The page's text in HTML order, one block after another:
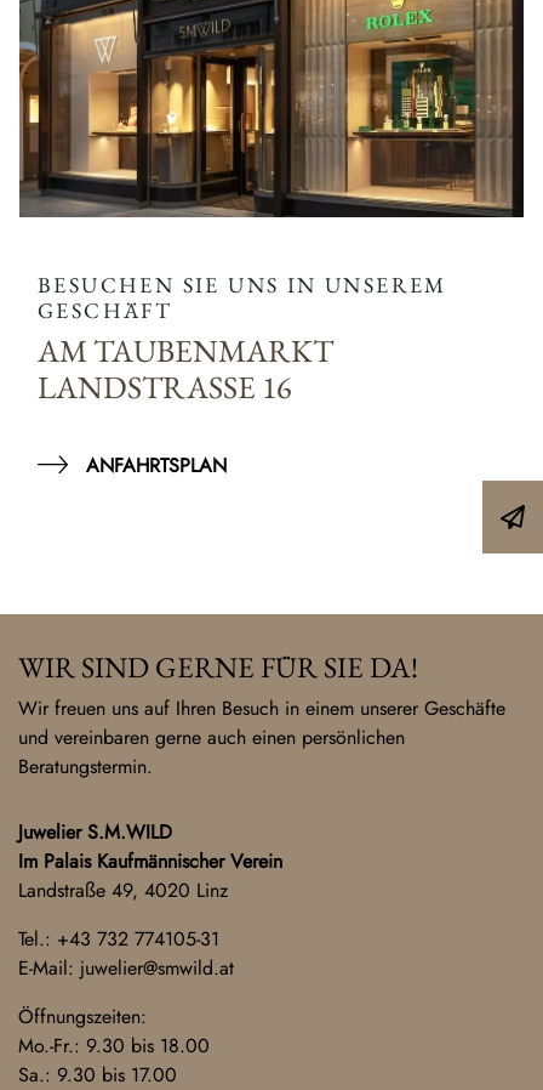
BESUCHEN SIE UNS IN UNSEREM
GESCHÄFT
AM TAUBENMARKT
LANDSTRASSE 16
ANFAHRTSPLAN
WIR SIND GERNE FÜR SIE DA!
Wir freuen uns auf Ihren Besuch in einem unserer Geschäfte
und vereinbaren gerne auch einen persönlichen
Beratungstermin.
Juwelier S.M.WILD
Im Palais Kaufmännischer Verein
Landstraße 49, 4020 Linz
Tel.: +43 732 774105-31
E-Mail: juwelier@smwild.at
Öffnungszeiten:
Mo.-Fr.: 9.30 bis 18.00
Sa.: 9.30 bis 17.00